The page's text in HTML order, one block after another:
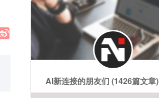
AI新连接的朋友们 (1426篇文章)